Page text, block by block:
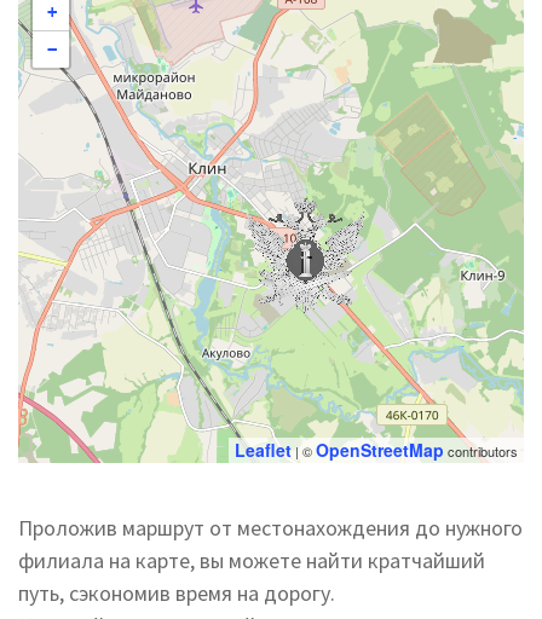
+
−
Leaflet | ©OpenStreetMap contributors
Проложив маршрут от местонахождения до нужного
филиала на карте, вы можете найти кратчайший
путь, сэкономив время на дорогу.